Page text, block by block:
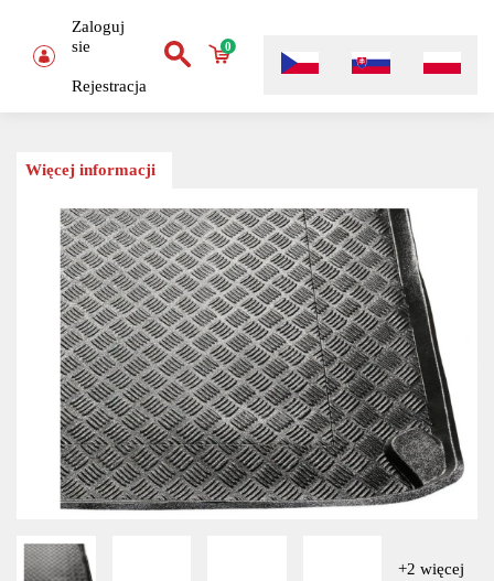
Zaloguj
sie
Rejestracja
0
Więcej informacji
+2 więcej